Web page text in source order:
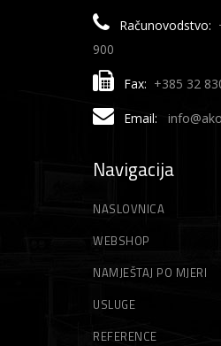
Računovodstvo:
900
Fax: +385 32
Email:
Navigacija
NASLOVNICA
WEBSHOP
NAMJEŠTAJ PO MJERI
USLUGE
REFERENCE